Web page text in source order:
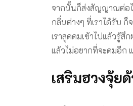
จากนั้นก็ส่งสัญญาณต่อ
กลิ่นต่างๆ ที่เราได้รับ
เราสูดดมเข้าไปแล้วรู้สึ
แล้วไม่อยากที่จะดมอีก
เสริมฮวงจุ้ย